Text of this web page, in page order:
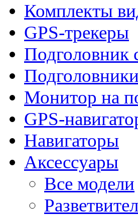
Комплекты
GPS-трекеры
Подголовник
Монитор на
GPS-
Навигаторы
Аксессуары
Все модели